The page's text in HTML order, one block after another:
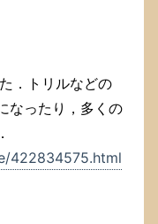
．トリルなどの
なったり，多くの
422834575.html